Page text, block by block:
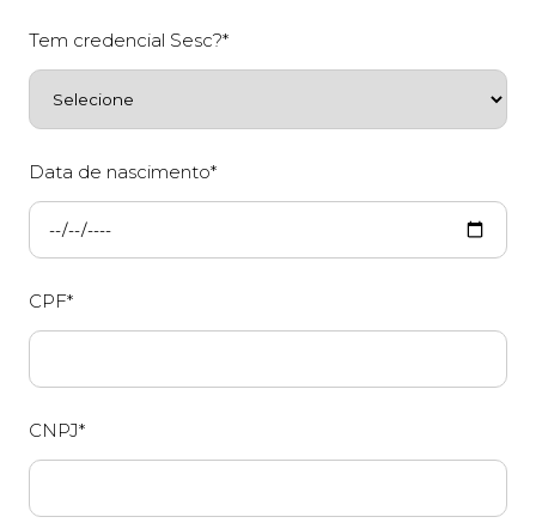
Tem credencial Sesc?*
Data de nascimento*
CPF*
CNPJ*